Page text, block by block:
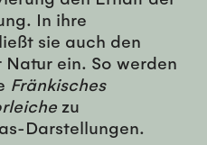
In ihre
sie auch den
Natur ein. So werden
Fränkisches
zu
Darstellungen.